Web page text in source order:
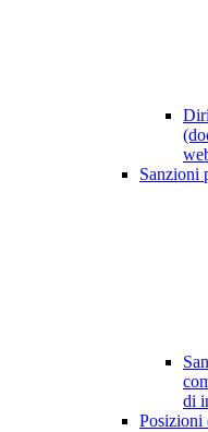
Sanzioni
di
Posizioni